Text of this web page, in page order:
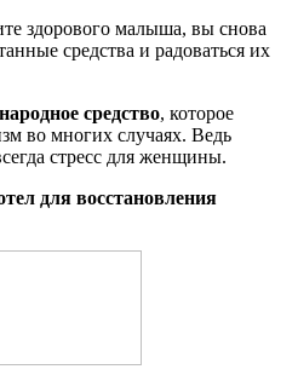
здорового малыша, вы снова
средства и радоваться их
средство, которое
во многих случаях. Ведь
стресс для женщины.
для восстановления